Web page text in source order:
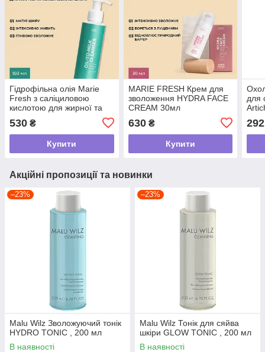
Гідрофільна олія Marie
Fresh з саліциловою
кислотою для жирної та
комбінованої шкіри 150 мл
530 ₴
Купити
MARIE FRESH Крем для
зволоження HYDRA FACE
CREAM 30мл
630₴
Купити
для
292
Акційні пропозиції та новинки
–23%
Malu Wilz Зволожуючий тонік
HYDRO TONIC , 200 мл
В наявності
–23%
Malu Wilz Тонік для сяйва
шкіри GLOW TONIC , 200 мл
В наявності